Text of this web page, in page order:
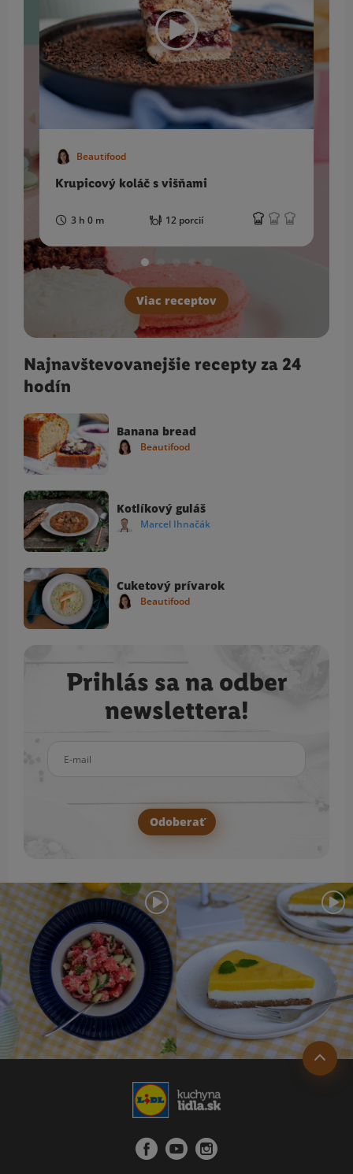
Beautifood
Krupicový koláč s višňami
3 h 0 m 12 porcií
Viac receptov
Najnavštevovanejšie recepty za 24
hodín
Banana bread
Beautifood
Kotlíkový guláš
Marcel Ihnačák
Cuketový prívarok
Beautifood
Prihlás sa na odber
newslettera!
Odoberať